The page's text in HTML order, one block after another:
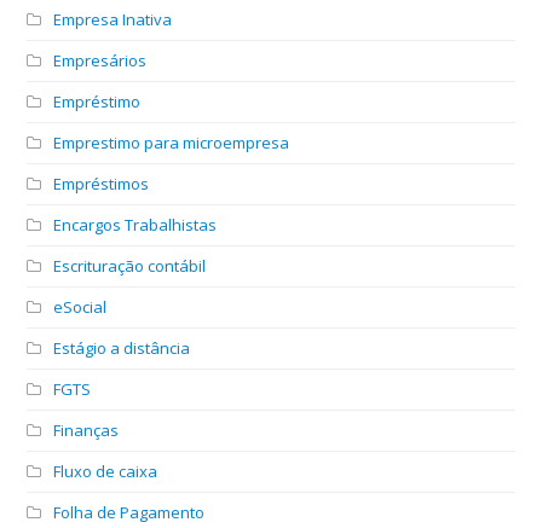
Empresa Inativa
Empresários
Empréstimo
Emprestimo para microempresa
Empréstimos
Encargos Trabalhistas
Escrituração contábil
eSocial
Estágio a distância
FGTS
Finanças
Fluxo de caixa
Folha de Pagamento